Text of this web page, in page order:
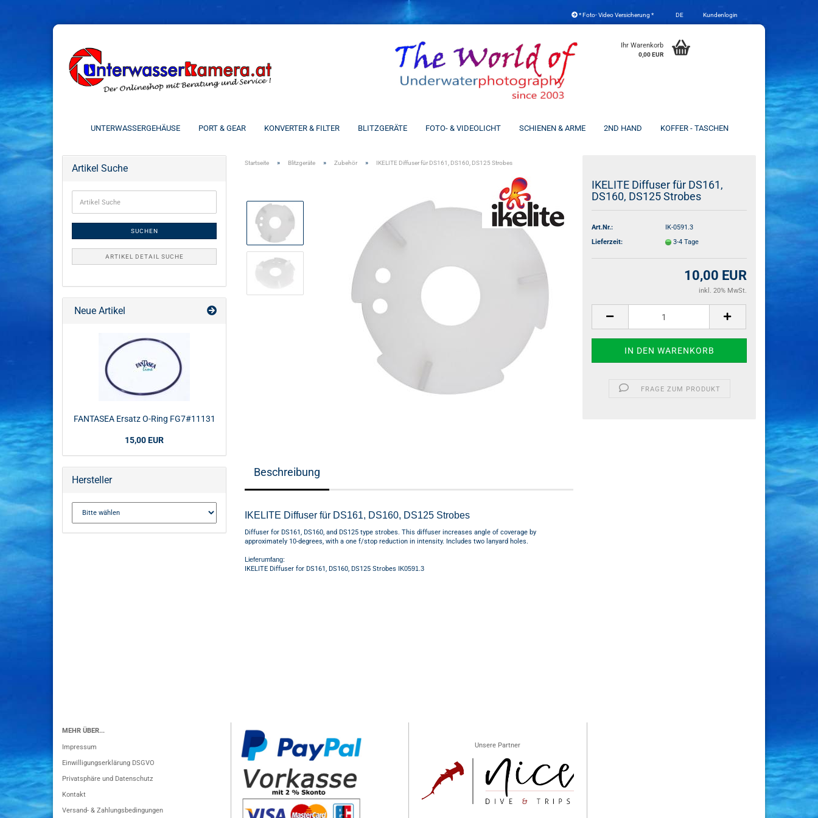
* Foto- Video Versicherung * DE
Sprache auswählen
Kundenlogin
Konto erstellen
Passwort vergessen?
Ihr Warenkorb
0,00 EUR
UNTERWASSERGEHÄUSE PORT & GEAR KONVERTER & FILTER BLITZGERÄTE FOTO- & VIDEOLICHT SCHIENEN & ARME 2ND HAND KOFFER - TASCHEN
Startseite » Blitzgeräte » Zubehör » IKELITE Diffuser für DS161, DS160, DS125 Strobes
IKELITE Diffuser für DS161,
DS160, DS125 Strobes
Art.Nr.:
IK-0591.3
Lieferzeit:
3-4 Tage
10,00 EUR
inkl. 20% MwSt.
FRAGE ZUM PRODUKT
Beschreibung
IKELITE Diffuser für DS161, DS160, DS125 Strobes
Diffuser for DS161, DS160, and DS125 type strobes. This diffuser increases angle of coverage by
approximately 10-degrees, with a one f/stop reduction in intensity. Includes two lanyard holes.
Lieferumfang:
IKELITE Diffuser for DS161, DS160, DS125 Strobes IK0591.3
Artikel Suche
SUCHEN
ARTIKEL DETAIL SUCHE
Neue Artikel
FANTASEA Ersatz O-Ring FG7#11131
15,00 EUR
Hersteller
MEHR ÜBER...
Impressum
Einwilligungserklärung DSGVO
Privatsphäre und Datenschutz
Kontakt
Versand- & Zahlungsbedingungen
Unsere Partner